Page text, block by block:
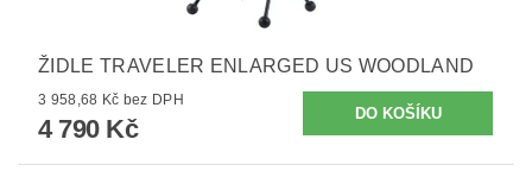
ŽIDLE TRAVELER ENLARGED US WOODLAND
3 958,68 Kč bez DPH
4 790 Kč